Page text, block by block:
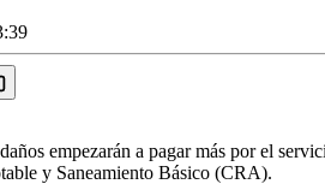
empezarán a pagar más por el
y Saneamiento Básico (CRA).